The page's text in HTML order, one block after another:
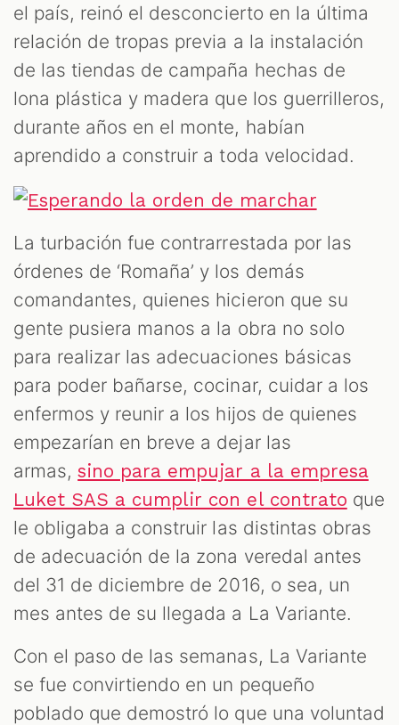
el país, reinó el desconcierto en la última
relación de tropas previa a la instalación
de las tiendas de campaña hechas de
lona plástica y madera que los guerrilleros,
durante años en el monte, habían
aprendido a construir a toda velocidad.
La turbación fue contrarrestada por las
órdenes de ‘Romaña’ y los demás
comandantes, quienes hicieron que su
gente pusiera manos a la obra no solo
para realizar las adecuaciones básicas
para poder bañarse, cocinar, cuidar a los
enfermos y reunir a los hijos de quienes
empezarían en breve a dejar las
armas,sino para empujar a la empresa
Luket SAS a cumplir con el contrato que
le obligaba a construir las distintas obras
de adecuación de la zona veredal antes
del 31 de diciembre de 2016, o sea, un
mes antes de su llegada a La Variante.
Con el paso de las semanas, La Variante
se fue convirtiendo en un pequeño
poblado que demostró lo que una voluntad